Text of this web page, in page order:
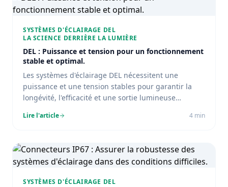
SYSTÈMES D'ÉCLAIRAGE DEL
LA SCIENCE DERRIÈRE LA LUMIÈRE
DEL : Puissance et tension pour un fonctionnement
stable et optimal.
Les systèmes d'éclairage DEL nécessitent une
puissance et une tension stables pour garantir la
longévité, l'efficacité et une sortie lumineuse
Lire l'article 4 min
SYSTÈMES D'ÉCLAIRAGE DEL